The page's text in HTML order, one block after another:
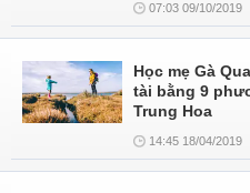
07:03 09/10/2019
Học mẹ Gà
tài bằng 9
Trung Hoa
14:45 18/04/2019